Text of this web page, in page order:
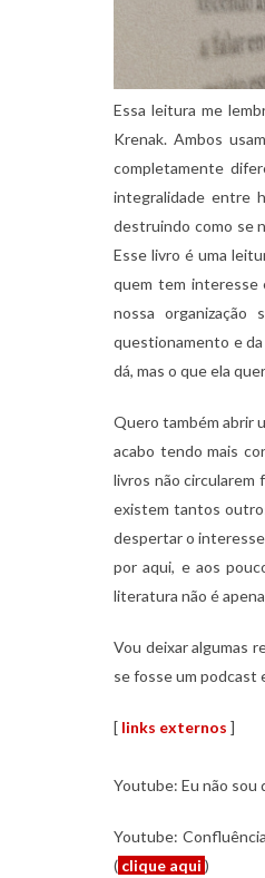
Essa leitura me
Krenak. Ambos
completamente
integralidade entre
destruindo como se
Esse livro é uma
quem tem interesse
nossa
questionamento e
dá, mas o que ela
Quero também abrir
acabo tendo mais
livros não circularem
existem tantos
despertar o
por aqui, e aos
literatura não é
Vou deixar algumas
se fosse um podcast
[ links externos ]
Youtube: Eu não sou
Youtube:
( clique aqui )